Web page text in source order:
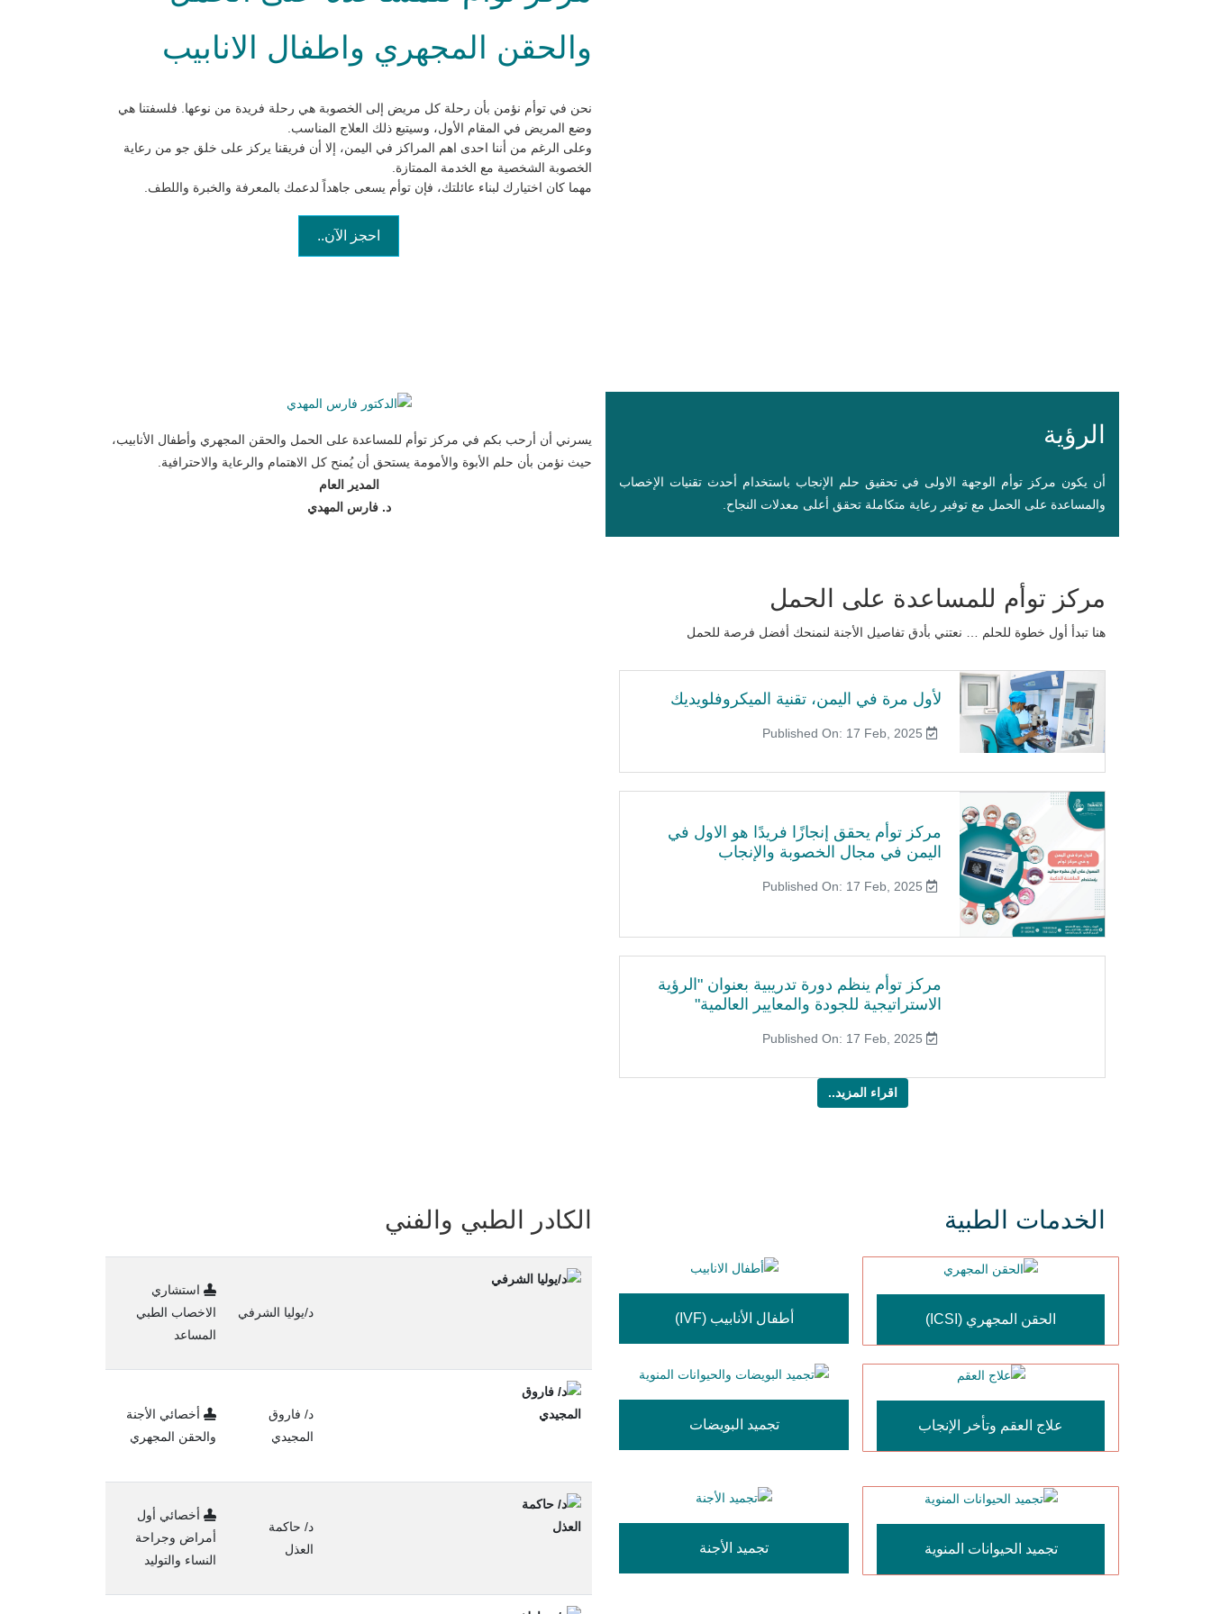
والحقن المجهري واطفال الانابيب
نحن في توأم نؤمن بأن رحلة كل مريض إلى الخصوبة هي رحلة فريدة من نوعها. فلسفتنا هي
وضع المريض في المقام الأول، وسيتبع ذلك العلاج المناسب.
وعلى الرغم من أننا احدى اهم المراكز في اليمن، إلا أن فريقنا يركز على خلق جو من رعاية
الخصوبة الشخصية مع الخدمة الممتازة.
مهما كان اختيارك لبناء عائلتك، فإن توأم يسعى جاهداً لدعمك بالمعرفة والخبرة واللطف.
احجز الآن..
الرؤية
أن يكون مركز توأم الوجهة الاولى في تحقيق حلم الإنجاب باستخدام أحدث تقنيات الإخصاب
والمساعدة على الحمل مع توفير رعاية متكاملة تحقق أعلى معدلات النجاح.
مركز توأم للمساعدة على الحمل
هنا تبدأ أول خطوة للحلم … نعتني بأدق تفاصيل الأجنة لنمنحك أفضل فرصة للحمل
لأول مرة في اليمن، تقنية الميكروفلويديك
مركز توأم يحقق إنجازًا فريدًا هو الاول في
اليمن في مجال الخصوبة والإنجاب
مركز توأم ينظم دورة تدريبية بعنوان "الرؤية
الاستراتيجية للجودة والمعايير العالمية"
اقراء المزيد..
يسرني أن أرحب بكم في مركز توأم للمساعدة على الحمل والحقن المجهري وأطفال الأنابيب،
حيث نؤمن بأن حلم الأبوة والأمومة يستحق أن يُمنح كل الاهتمام والرعاية والاحترافية.
المدير العام
د. فارس المهدي
الخدمات الطبية
الحقن المجهري (ICSI) أطفال الأنابيب (IVF)
علاج العقم وتأخر الإنجاب تجميد البويضات
تجميد الحيوانات المنوية تجميد الأجنة
الكادر الطبي والفني
د/يوليا الشرفي
استشاري
الاخصاب الطبي
المساعد
د/ فاروق
المجيدي
أخصائي الأجنة
والحقن المجهري
د/ حاكمة
العذل
أخصائي أول
أمراض وجراحة
النساء والتوليد